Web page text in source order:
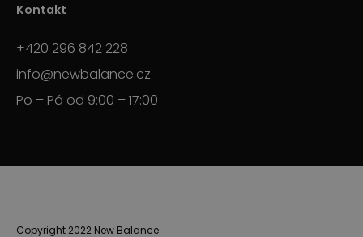
Kontakt
+420 296 842 228
info@newbalance.cz
Po – Pá od 9:00 – 17:00
Copyright 2022 New Balance